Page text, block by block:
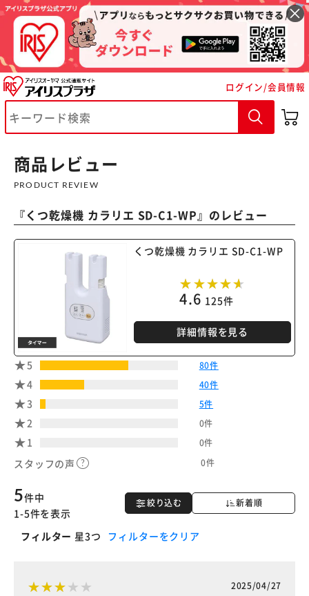
ログイン/会員情報
商品レビュー
PRODUCT REVIEW
『くつ乾燥機 カラリエ SD-C1-WP』のレビュー
くつ乾燥機 カラリエ SD-C1-WP
4.6 125件
詳細情報を見る
5 80件
4 40件
3 5件
2 0件
1 0件
スタッフの声 0件
絞り込む 新着順
5件中
1-5件を表示
フィルター 星3つ フィルターをクリア
2025/04/27
※ご確認ください
カートに入れる